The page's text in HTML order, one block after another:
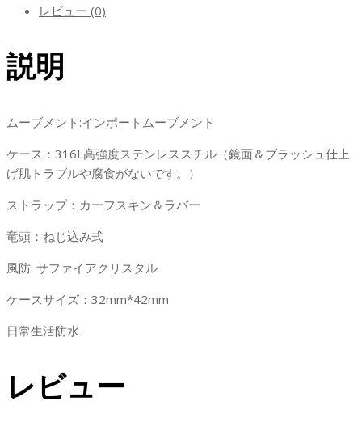
レビュー (0)
説明
ムーブメント:インポートムーブメント
ケース：316L高強度ステンレススチル（鏡面＆ブラッシュ仕上
げ肌トラブルや腐食がないです。）
ストラップ：カーフスキン＆ラバー
竜頭：ねじ込み式
風防: サファイアクリスタル
ケースサイズ：32mm*42mm
日常生活防水
レビュー